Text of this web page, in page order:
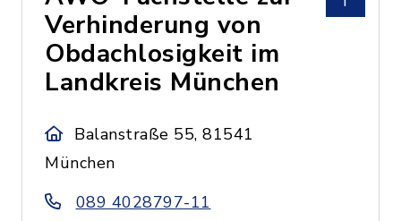
Verhinderung von
Obdachlosigkeit im
Landkreis München
Balanstraße 55, 81541
München
089 4028797-11